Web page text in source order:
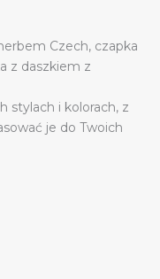
Czech, czapka
z daszkiem z
stylach i kolorach, z
je do Twoich